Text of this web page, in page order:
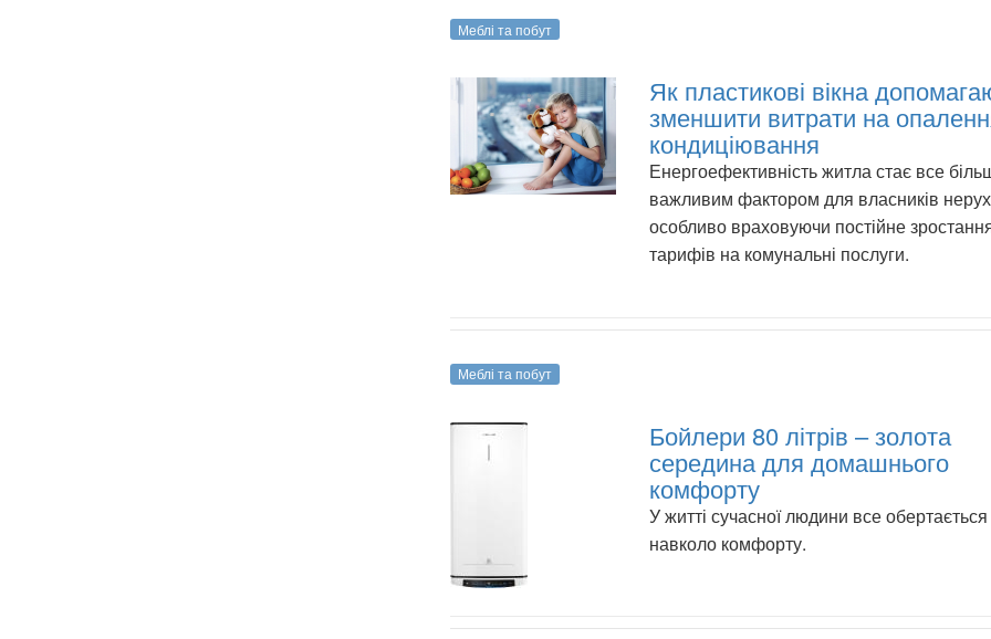
Меблі та побут
Як пластикові вікна
зменшити витрати на
кондиціювання
Енергоефективність житла стає все
важливим фактором для власників
особливо враховуючи постійне
тарифів на комунальні послуги.
Меблі та побут
Бойлери 80 літрів – золота
середина для домашнього
комфорту
У житті сучасної людини все обертається
навколо комфорту.